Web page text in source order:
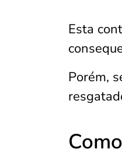
Esta
Porém,